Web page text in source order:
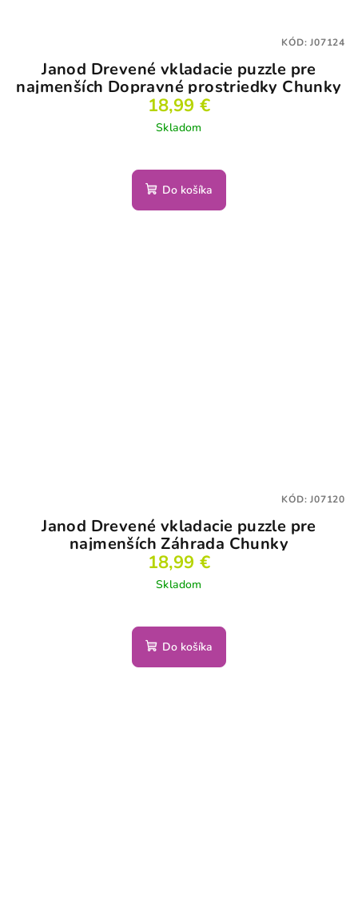
Janod Drevené vkladacie puzzle pre
najmenších Dopravné prostriedky Chunky
18,99 €
Skladom
Do košíka
KÓD:J07124
Janod Drevené vkladacie puzzle pre
najmenších Záhrada Chunky
18,99 €
Skladom
Do košíka
KÓD:J07120